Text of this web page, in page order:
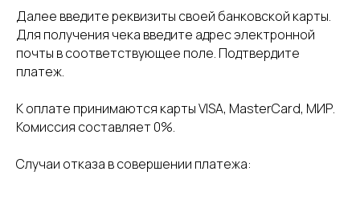
Далее введите реквизиты своей банковской карты.
Для получения чека введите адрес электронной
почты в соответствующее поле. Подтвердите
платеж.
К оплате принимаются карты VISA, MasterCard, МИР.
Комиссия составляет 0%.
Случаи отказа в совершении платежа: